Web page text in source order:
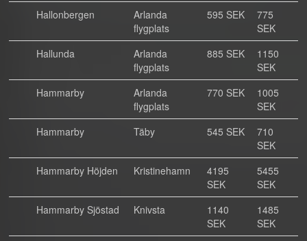
Hallonbergen
Arlanda
flygplats
595 SEK
775
SEK
Hallunda
Arlanda
flygplats
885 SEK
1150
SEK
Hammarby
Arlanda
flygplats
770 SEK
1005
SEK
Hammarby
Täby 545 SEK
710
SEK
Hammarby Höjden
Kristinehamn
4195
SEK
5455
SEK
Hammarby Sjöstad
Knivsta
1140
SEK
1485
SEK